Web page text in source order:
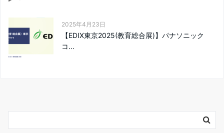
2025年4月23日
【EDIX東京2025(教育総合展)】パナソニック
コ...